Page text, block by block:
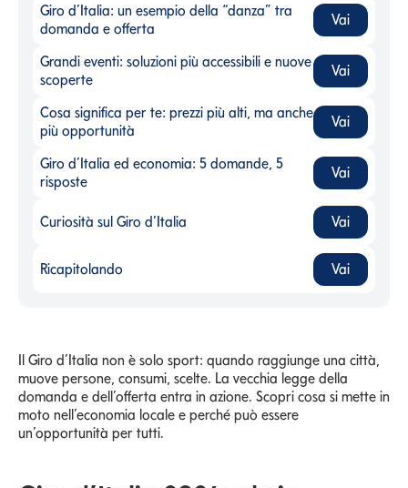
Giro d’Italia: un esempio della “danza” tra domanda e
Giro d’Italia: un esempio della “danza” tra
domanda e offerta
Vai
Grandi eventi: soluzioni più accessibili e nuove scoperte-
Grandi eventi: soluzioni più accessibili e nuove
scoperte
Vai
Cosa significa per te: prezzi più alti, ma anche più
Cosa significa per te: prezzi più alti, ma anche
più opportunità
Vai
Giro d’Italia ed economia: 5 domande, 5 risposte -
Giro d’Italia ed economia: 5 domande, 5
risposte
Vai
Curiosità sul Giro d’Italia
Curiosità sul Giro d’Italia Vai
Ricapitolando
Ricapitolando Vai
Il Giro d’Italia non è solo sport: quando raggiunge una città,
muove persone, consumi, scelte. La vecchia legge della
domanda e dell’offerta entra in azione. Scopri cosa si mette in
moto nell’economia locale e perché può essere
un’opportunità per tutti.